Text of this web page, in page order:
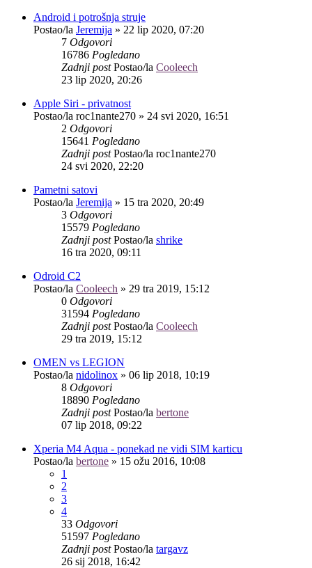
Android i potrošnja struje
Postao/la Jeremija » 22 lip 2020, 07:20
7 Odgovori
16786 Pogledano
Zadnji postPostao/la Cooleech
23 lip 2020, 20:26
Apple Siri - privatnost
Postao/la roc1nante270 » 24 svi 2020, 16:51
2 Odgovori
15641 Pogledano
Zadnji postPostao/la roc1nante270
24 svi 2020, 22:20
Pametni satovi
Postao/la Jeremija » 15 tra 2020, 20:49
3 Odgovori
15579 Pogledano
Zadnji postPostao/la shrike
16 tra 2020, 09:11
Odroid C2
Postao/la Cooleech » 29 tra 2019, 15:12
0 Odgovori
31594 Pogledano
Zadnji postPostao/la Cooleech
29 tra 2019, 15:12
OMEN vs LEGION
Postao/la nidolinox » 06 lip 2018, 10:19
8 Odgovori
18890 Pogledano
Zadnji postPostao/la bertone
07 lip 2018, 09:22
Xperia M4 Aqua - ponekad ne vidi SIM karticu
Postao/la bertone » 15 ožu 2016, 10:08
1
2
3
4
33 Odgovori
51597 Pogledano
Zadnji postPostao/la targavz
26 sij 2018, 16:42